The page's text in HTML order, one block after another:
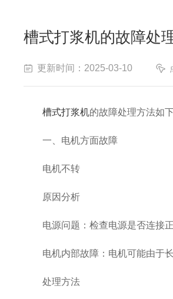
槽式打浆机的故障处
更新时间：2025-03-10
槽式打浆机的故障处理方法如下
一、电机方面故障
电机不转
原因分析
电源问题：检查电源是否连接正
电机内部故障：电机可能由于长
处理方法